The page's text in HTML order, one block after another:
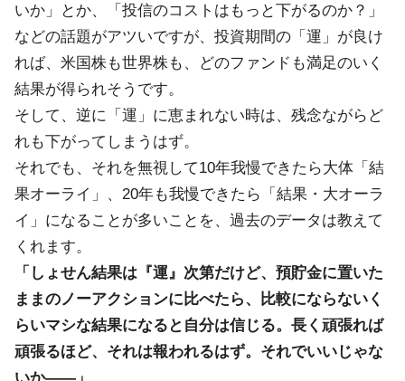
いか」とか、「投信のコストはもっと下がるのか？」
などの話題がアツいですが、投資期間の「運」が良け
れば、米国株も世界株も、どのファンドも満足のいく
結果が得られそうです。
そして、逆に「運」に恵まれない時は、残念ながらど
れも下がってしまうはず。
それでも、それを無視して10年我慢できたら大体「結
果オーライ」、20年も我慢できたら「結果・大オーラ
イ」になることが多いことを、過去のデータは教えて
くれます。
「しょせん結果は『運』次第だけど、預貯金に置いた
ままのノーアクションに比べたら、比較にならないく
らいマシな結果になると自分は信じる。長く頑張れば
頑張るほど、それは報われるはず。それでいいじゃな